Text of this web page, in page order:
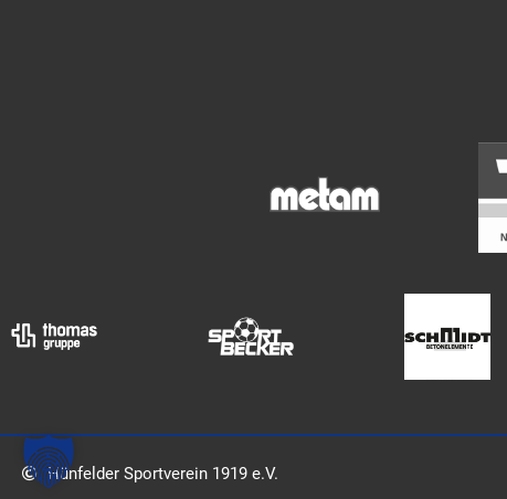
Hünfelder Sportverein 1919 e.V.